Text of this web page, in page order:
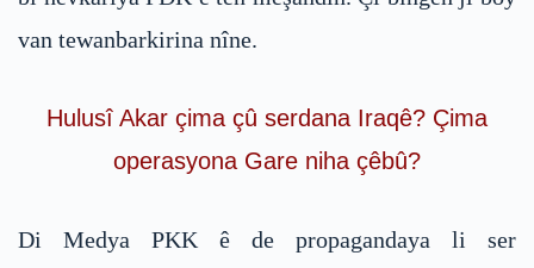
van tewanbarkirina nîne.
Hulusî Akar çima çû serdana Iraqê? Çima
operasyona Gare niha çêbû?
Di Medya PKK ê de propagandaya li ser